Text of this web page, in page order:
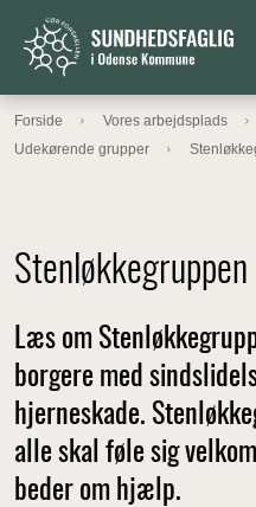
Forside Vores arbejdsplads
Udekørende grupper
Stenløkkegruppen
Læs om
borgere med
hjerneskade.
alle skal føle sig
beder om hjælp.